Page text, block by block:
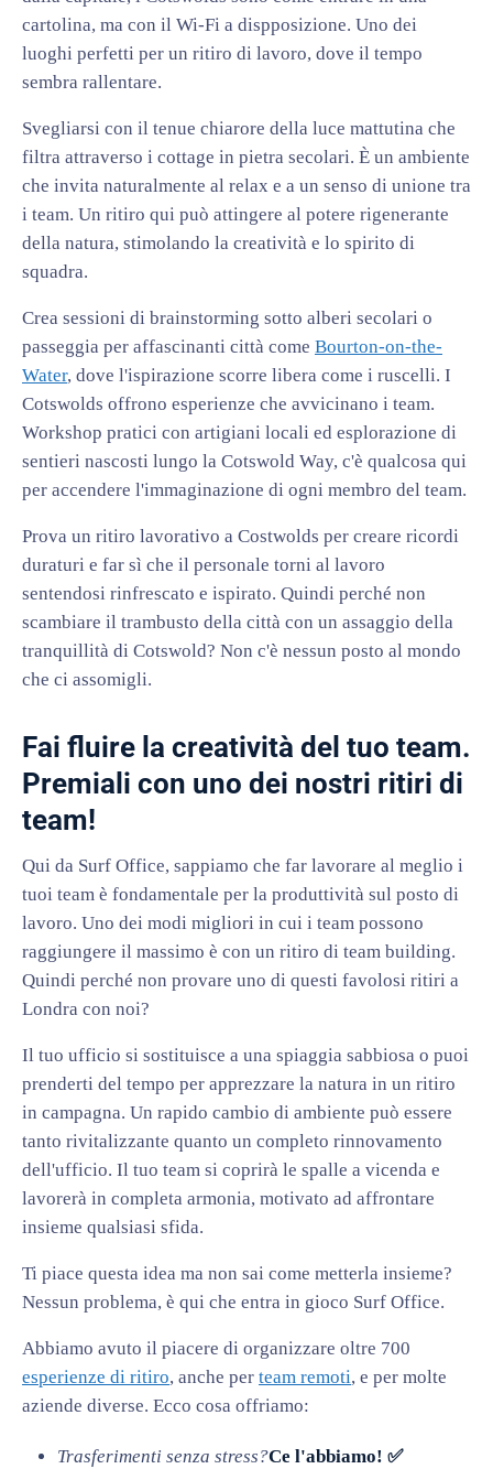
cartolina, ma con il Wi-Fi a dispposizione. Uno dei
luoghi perfetti per un ritiro di lavoro, dove il tempo
sembra rallentare.
Svegliarsi con il tenue chiarore della luce mattutina che
filtra attraverso i cottage in pietra secolari. È un ambiente
che invita naturalmente al relax e a un senso di unione tra
i team. Un ritiro qui può attingere al potere rigenerante
della natura, stimolando la creatività e lo spirito di
squadra.
Crea sessioni di brainstorming sotto alberi secolari o
passeggia per affascinanti città come Bourton-on-the-
Water, dove l'ispirazione scorre libera come i ruscelli. I
Cotswolds offrono esperienze che avvicinano i team.
Workshop pratici con artigiani locali ed esplorazione di
sentieri nascosti lungo la Cotswold Way, c'è qualcosa qui
per accendere l'immaginazione di ogni membro del team.
Prova un ritiro lavorativo a Costwolds per creare ricordi
duraturi e far sì che il personale torni al lavoro
sentendosi rinfrescato e ispirato. Quindi perché non
scambiare il trambusto della città con un assaggio della
tranquillità di Cotswold? Non c'è nessun posto al mondo
che ci assomigli.
Fai fluire la creatività del tuo team.
Premiali con uno dei nostri ritiri di
team!
Qui da Surf Office, sappiamo che far lavorare al meglio i
tuoi team è fondamentale per la produttività sul posto di
lavoro. Uno dei modi migliori in cui i team possono
raggiungere il massimo è con un ritiro di team building.
Quindi perché non provare uno di questi favolosi ritiri a
Londra con noi?
Il tuo ufficio si sostituisce a una spiaggia sabbiosa o puoi
prenderti del tempo per apprezzare la natura in un ritiro
in campagna. Un rapido cambio di ambiente può essere
tanto rivitalizzante quanto un completo rinnovamento
dell'ufficio. Il tuo team si coprirà le spalle a vicenda e
lavorerà in completa armonia, motivato ad affrontare
insieme qualsiasi sfida.
Ti piace questa idea ma non sai come metterla insieme?
Nessun problema, è qui che entra in gioco Surf Office.
Abbiamo avuto il piacere di organizzare oltre 700
esperienze di ritiro, anche per team remoti, e per molte
aziende diverse. Ecco cosa offriamo:
Trasferimenti senza stress?Ce l'abbiamo! ✅